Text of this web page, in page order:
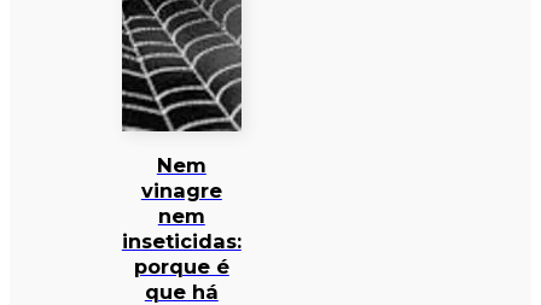
Nem
vinagre
nem
inseticidas:
porque é
que há